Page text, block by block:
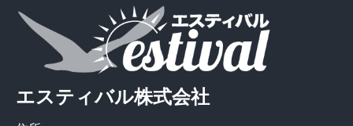
エスティバル株式会社